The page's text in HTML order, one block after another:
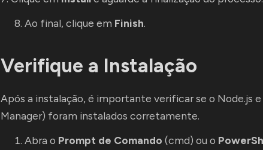
Ao final, clique em Finish.
Verifique a Instalação
Após a instalação, é importante verificar se o Node.js
Manager) foram instalados corretamente.
Abra o Prompt de Comando (cmd) ou o